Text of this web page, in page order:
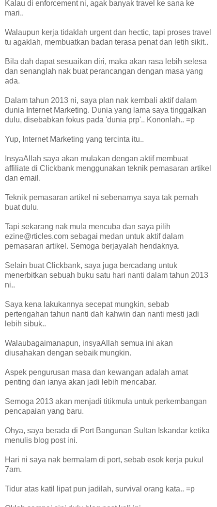
Kalau di enforcement ni, agak banyak travel ke sana ke
mari..
Walaupun kerja tidaklah urgent dan hectic, tapi proses travel
tu agaklah, membuatkan badan terasa penat dan letih sikit..
Bila dah dapat sesuaikan diri, maka akan rasa lebih selesa
dan senanglah nak buat perancangan dengan masa yang
ada.
Dalam tahun 2013 ni, saya plan nak kembali aktif dalam
dunia Internet Marketing. Dunia yang lama saya tinggalkan
dulu, disebabkan fokus pada 'dunia prp'.. Kononlah.. =p
Yup, Internet Marketing yang tercinta itu..
InsyaAllah saya akan mulakan dengan aktif membuat
affiliate di Clickbank menggunakan teknik pemasaran artikel
dan email.
Teknik pemasaran artikel ni sebenarnya saya tak pernah
buat dulu.
Tapi sekarang nak mula mencuba dan saya pilih
ezine@rticles.com sebagai medan untuk aktif dalam
pemasaran artikel. Semoga berjayalah hendaknya.
Selain buat Clickbank, saya juga bercadang untuk
menerbitkan sebuah buku satu hari nanti dalam tahun 2013
ni..
Saya kena lakukannya secepat mungkin, sebab
pertengahan tahun nanti dah kahwin dan nanti mesti jadi
lebih sibuk..
Walaubagaimanapun, insyaAllah semua ini akan
diusahakan dengan sebaik mungkin.
Aspek pengurusan masa dan kewangan adalah amat
penting dan ianya akan jadi lebih mencabar.
Semoga 2013 akan menjadi titikmula untuk perkembangan
pencapaian yang baru.
Ohya, saya berada di Port Bangunan Sultan Iskandar ketika
menulis blog post ini.
Hari ni saya nak bermalam di port, sebab esok kerja pukul
7am.
Tidur atas katil lipat pun jadilah, survival orang kata.. =p